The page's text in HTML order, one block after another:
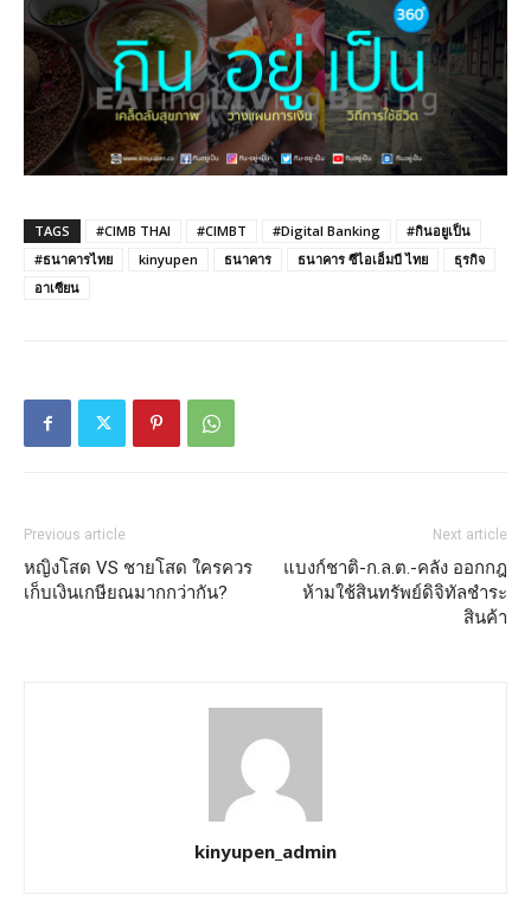
TAGS #CIMB THAI #CIMBT #Digital Banking
#กินอยูเป็น
#ธนาคารไทย
kinyupen ธนาคาร ธนาคาร ซีไอเอ็มบี ไทย
ธุรกิจ
อาเซียน
Previous article
หญิงโสด VS ชายโสด ใครควร
เก็บเงินเกษียณมากกว่ากัน?
Next article
แบงก์ชาติ-ก.ล.ต.-คลัง ออกกฎ
ห้ามใช้สินทรัพย์ดิจิทัลชำระ
สินค้า
kinyupen_admin